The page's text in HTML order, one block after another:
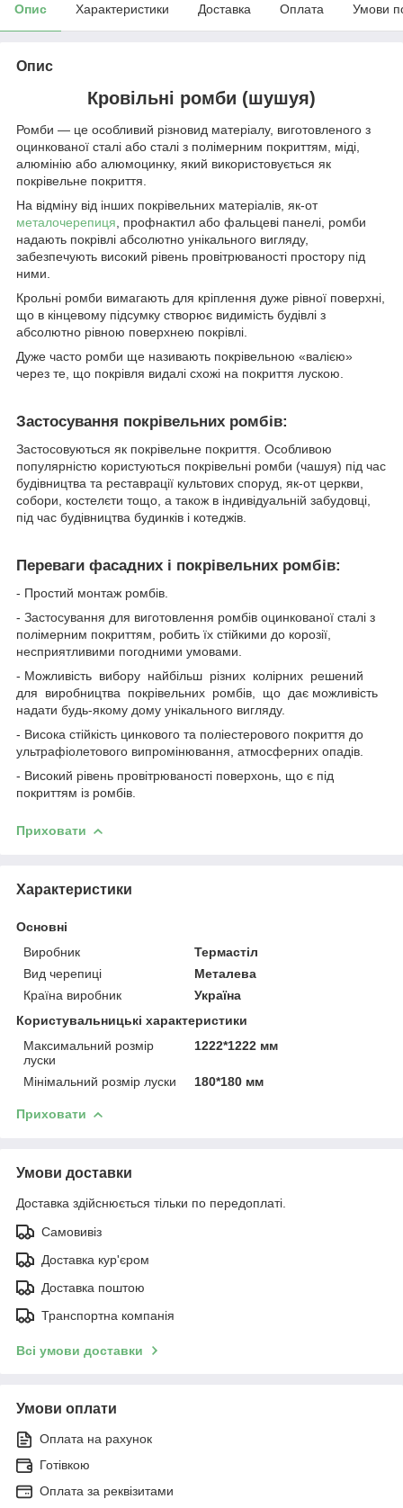
Опис Характеристики Доставка Оплата Умови
Опис
Кровільні ромби (шушуя)
Ромби — це особливий різновид матеріалу, виготовленого з
оцинкованої сталі або сталі з полімерним покриттям, міді,
алюмінію або алюмоцинку, який використовується як
покрівельне покриття.
На відміну від інших покрівельних матеріалів, як-от
металочерепиця, профнактил або фальцеві панелі, ромби
надають покрівлі абсолютно унікального вигляду,
забезпечують високий рівень провітрюваності простору під
ними.
Крольні ромби вимагають для кріплення дуже рівної поверхні,
що в кінцевому підсумку створює видимість будівлі з
абсолютно рівною поверхнею покрівлі.
Дуже часто ромби ще називають покрівельною «валією»
через те, що покрівля видалі схожі на покриття лускою.
Застосування покрівельних ромбів:
Застосовуються як покрівельне покриття. Особливою
популярністю користуються покрівельні ромби (чашуя) під час
будівництва та реставрації культових споруд, як-от церкви,
собори, костелєти тощо, а також в індивідуальній забудовці,
під час будівництва будинків і котеджів.
Переваги фасадних і покрівельних ромбів:
- Простий монтаж ромбів.
- Застосування для виготовлення ромбів оцинкованої сталі з
полімерним покриттям, робить їх стійкими до корозії,
несприятливими погодними умовами.
- Можливість вибору найбільш різних колірних решений
для виробництва покрівельних ромбів, що дає можливість
надати будь-якому дому унікального вигляду.
- Висока стійкість цинкового та поліестерового покриття до
ультрафіолетового випромінювання, атмосферних опадів.
- Високий рівень провітрюваності поверхонь, що є під
покриттям із ромбів.
Приховати
Характеристики
Основні
Виробник
Термастіл
Вид черепиці
Металева
Країна виробник
Україна
Користувальницькі характеристики
Максимальний розмір
луски
1222*1222 мм
Мінімальний розмір луски 180*180 мм
Приховати
Умови доставки
Доставка здійснюється тільки по передоплаті.
Самовивіз
Доставка кур'єром
Доставка поштою
Транспортна компанія
Всі умови доставки
Умови оплати
Оплата на рахунок
Готівкою
Оплата за реквізитами